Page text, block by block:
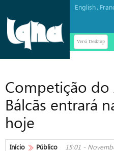
English.
Versi Desktop
Competição do
Bálcãs entrará
hoje
Início Público 15:01 -